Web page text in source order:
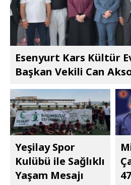
Esenyurt Kars Kültür
Başkan Vekili Can
Yeşilay Spor
Kulübü ile Sağlıklı
Yaşam Mesajı